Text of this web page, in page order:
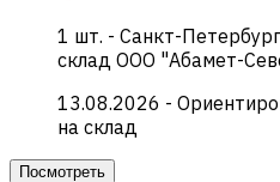
1 шт. - Санкт-
склад ООО "Абамет-
13.08.2026 -
на склад
Посмотреть